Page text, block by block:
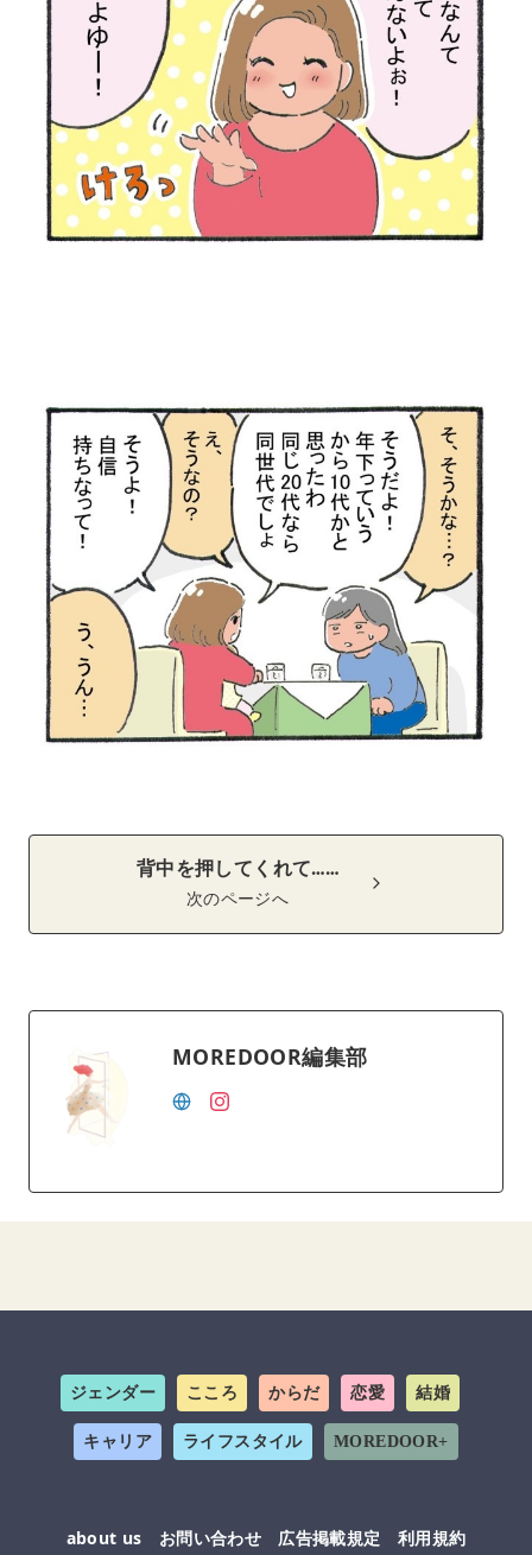
背中を押してくれて……
次のページへ
MOREDOOR編集部
ジェンダー こころ からだ 恋愛 結婚
キャリア ライフスタイル MOREDOOR+
about us お問い合わせ 広告掲載規定 利用規約